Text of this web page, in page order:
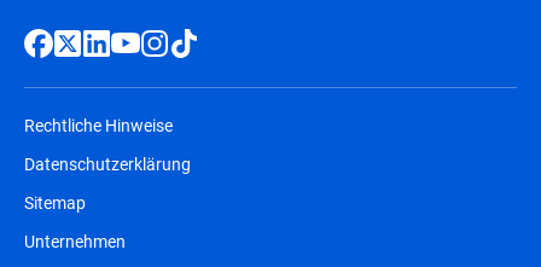
Rechtliche Hinweise
Datenschutzerklärung
Sitemap
Unternehmen